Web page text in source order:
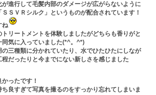
進行して毛髪内部のダメージが広がらないように
ＳＶＲシルク」というものが配合されています！
ね
リートメントを体験しましたがどちらも香りがと
同気に入っていました(*^。^*)
三種類に分かれていたり、水でひたひたにしなが
程だったりと今までにない新しさを感じました
ったです！
ち良すぎて写真を撮るのをすっかり忘れてしまいま